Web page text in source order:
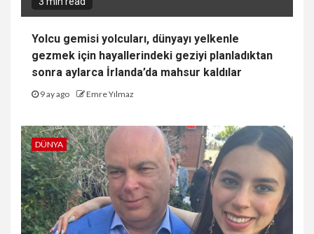
Yolcu gemisi yolcuları, dünyayı yelkenle
gezmek için hayallerindeki geziyi planladıktan
sonra aylarca İrlanda’da mahsur kaldılar
9 ay ago Emre Yılmaz
DÜNYA